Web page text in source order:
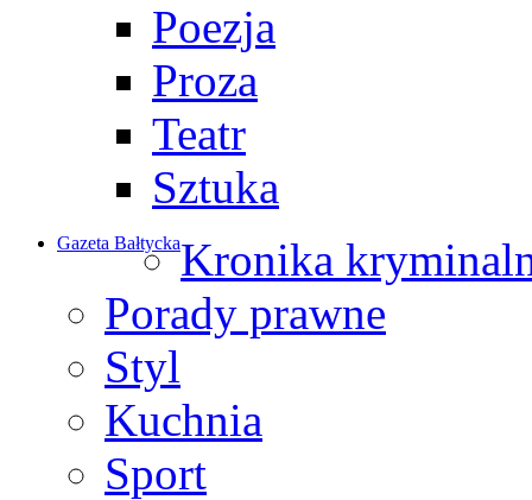
Poezja
Proza
Teatr
Sztuka
Gazeta BałtyckaKronika
Porady prawne
Styl
Kuchnia
Sport